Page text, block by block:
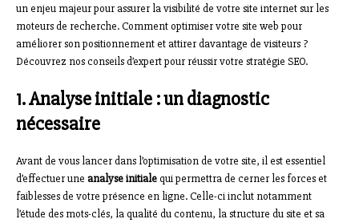
un enjeu majeur pour assurer la visibilité de votre site internet sur les
moteurs de recherche. Comment optimiser votre site web pour
améliorer son positionnement et attirer davantage de visiteurs ?
Découvrez nos conseils d’expert pour réussir votre stratégie SEO.
1. Analyse initiale : un diagnostic
nécessaire
Avant de vous lancer dans l’optimisation de votre site, il est essentiel
d’effectuer une analyse initialequi permettra de cerner les forces et
faiblesses de votre présence en ligne. Celle-ci inclut notamment
l’étude des mots-clés, la qualité du contenu, la structure du site et sa